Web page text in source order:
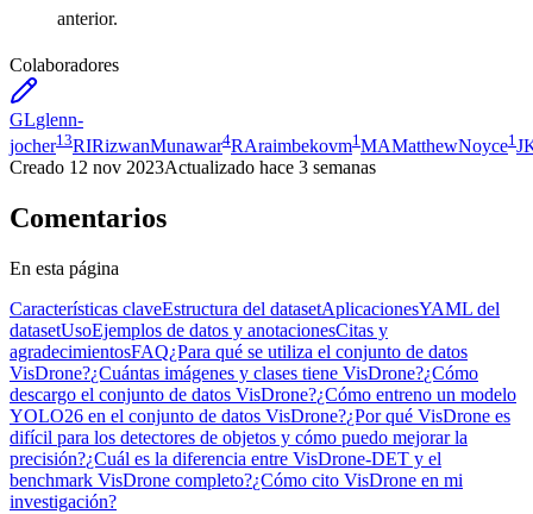
anterior.
Colaboradores
GLglenn-
jocher13RIRizwanMunawar4RAraimbekovm1 MAMatthewNoyce1
Creado 12 nov 2023Actualizado hace 3 semanas
Comentarios
En esta página
Características claveEstructura del datasetAplicacionesYAML del
datasetUsoEjemplos de datos y anotacionesCitas y
agradecimientosFAQ¿Para qué se utiliza el conjunto de datos
VisDrone?¿Cuántas imágenes y clases tiene VisDrone?¿Cómo
descargo el conjunto de datos VisDrone?¿Cómo entreno un modelo
YOLO26 en el conjunto de datos VisDrone?¿Por qué VisDrone es
difícil para los detectores de objetos y cómo puedo mejorar la
precisión?¿Cuál es la diferencia entre VisDrone-DET y el
benchmark VisDrone completo?¿Cómo cito VisDrone en mi
investigación?